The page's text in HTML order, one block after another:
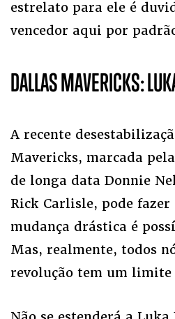
estrelato para ele é
vencedor aqui por
DALLAS MAVERICKS:
A recente
Mavericks, marcada
de longa data Donnie
Rick Carlisle, pode fazer
mudança drástica é
Mas, realmente, todos
revolução tem um